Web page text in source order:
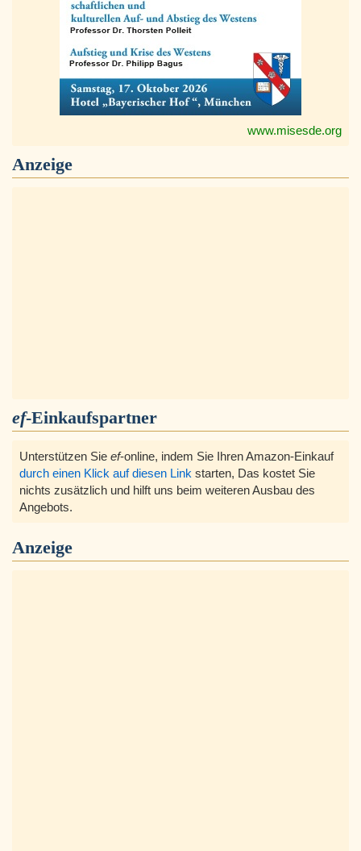
www.misesde.org
Anzeige
ef-Einkaufspartner
Unterstützen Sie ef-online, indem Sie Ihren Amazon-Einkauf
durch einen Klick auf diesen Link starten, Das kostet Sie
nichts zusätzlich und hilft uns beim weiteren Ausbau des
Angebots.
Anzeige